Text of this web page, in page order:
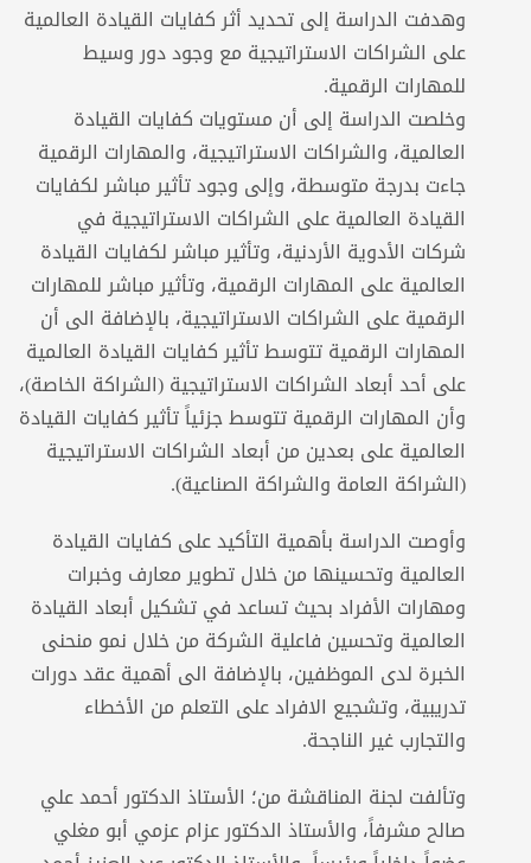
وهدفت الدراسة إلى تحديد أثر كفايات القيادة العالمية
على الشراكات الاستراتيجية مع وجود دور وسيط
للمهارات الرقمية.
وخلصت الدراسة إلى أن مستويات كفايات القيادة
العالمية، والشراكات الاستراتيجية، والمهارات الرقمية
جاءت بدرجة متوسطة، وإلى وجود تأثير مباشر لكفايات
القيادة العالمية على الشراكات الاستراتيجية في
شركات الأدوية الأردنية، وتأثير مباشر لكفايات القيادة
العالمية على المهارات الرقمية، وتأثير مباشر للمهارات
الرقمية على الشراكات الاستراتيجية، بالإضافة الى ‌أن
المهارات الرقمية تتوسط تأثير كفايات القيادة العالمية
على أحد أبعاد الشراكات الاستراتيجية (الشراكة الخاصة)،
وأن المهارات الرقمية تتوسط جزئياً تأثير كفايات القيادة
العالمية على بعدين من أبعاد الشراكات الاستراتيجية
(الشراكة العامة والشراكة الصناعية).
وأوصت الدراسة بأهمية التأكيد على كفايات القيادة
العالمية وتحسينها من خلال تطوير معارف وخبرات
ومهارات الأفراد بحيث تساعد في تشكيل أبعاد القيادة
العالمية وتحسين فاعلية الشركة من خلال نمو منحنى
الخبرة لدى الموظفين، بالإضافة الى أهمية عقد دورات
تدريبية، وتشجيع الافراد على التعلم من الأخطاء
والتجارب غير الناجحة.
وتألفت لجنة المناقشة من؛ الأستاذ الدكتور أحمد علي
صالح مشرفاً، والأستاذ الدكتور عزام عزمي أبو مغلي